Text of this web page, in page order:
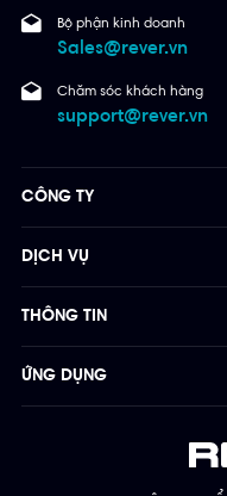
Bộ phận kinh doanh
Sales@rever.vn
Chăm sóc khách hàng
support@rever.vn
CÔNG TY
DỊCH VỤ
THÔNG TIN
ỨNG DỤNG